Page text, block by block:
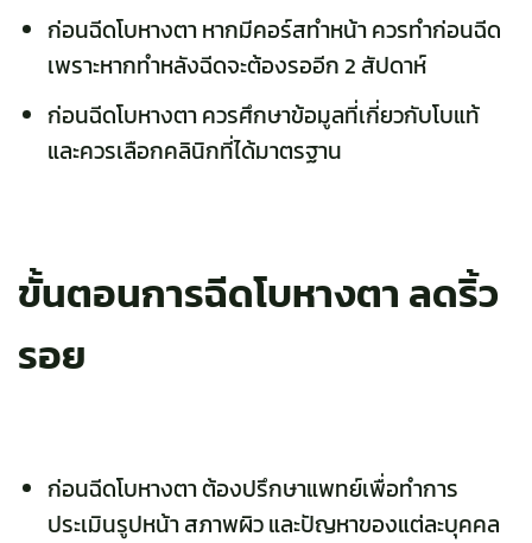
ก่อนฉีดโบหางตา หากมีคอร์สทำหน้า ควรทำก่อนฉีด
เพราะหากทำหลังฉีดจะต้องรออีก 2 สัปดาห์
ก่อนฉีดโบหางตา ควรศึกษาข้อมูลที่เกี่ยวกับโบแท้
และควรเลือกคลินิกที่ได้มาตรฐาน
ขั้นตอนการฉีดโบหางตา ลดริ้ว
รอย
ก่อนฉีดโบหางตา ต้องปรึกษาแพทย์เพื่อทำการ
ประเมินรูปหน้า สภาพผิว และปัญหาของแต่ละบุคคล